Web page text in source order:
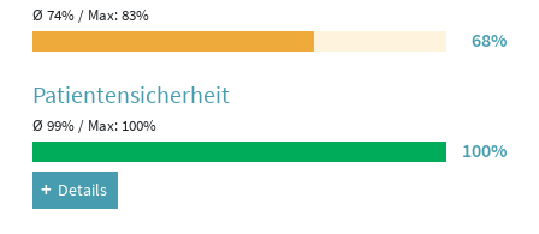
Ø 74% / Max: 83%
68%
Patienten­sicherheit
Ø 99% / Max: 100%
100%
Details